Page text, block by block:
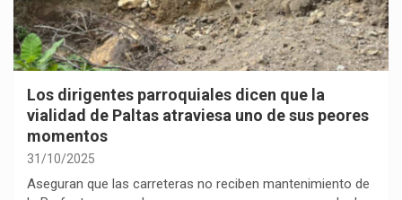
Los dirigentes parroquiales dicen que la
vialidad de Paltas atraviesa uno de sus peores
momentos
31/10/2025
Aseguran que las carreteras no reciben mantenimiento de